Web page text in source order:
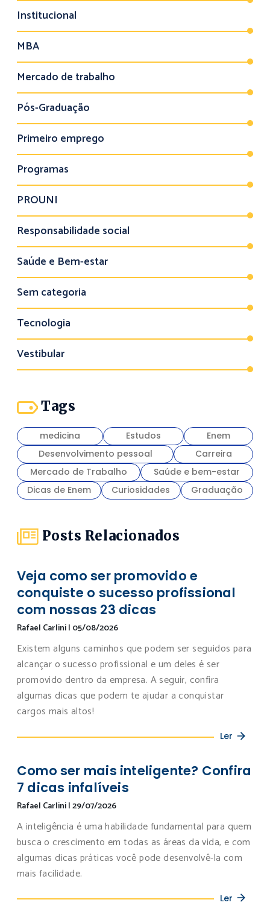
Institucional
MBA
Mercado de trabalho
Pós-Graduação
Primeiro emprego
Programas
PROUNI
Responsabilidade social
Saúde e Bem-estar
Sem categoria
Tecnologia
Vestibular
Tags
medicina Estudos
Enem
Desenvolvimento pessoal
Carreira
Mercado de Trabalho
Saúde e bem-estar
Dicas de Enem
Curiosidades Graduação
Posts Relacionados
Veja como ser promovido e
conquiste o sucesso profissional
com nossas 23 dicas
Rafael Carlini| 05/08/2026
Existem alguns caminhos que podem ser seguidos para
alcançar o sucesso profissional e um deles é ser
promovido dentro da empresa. A seguir, confira
algumas dicas que podem te ajudar a conquistar
cargos mais altos!
Ler
Como ser mais inteligente? Confira
7 dicas infalíveis
Rafael Carlini|29/07/2026
A inteligência é uma habilidade fundamental para quem
busca o crescimento em todas as áreas da vida, e com
algumas dicas práticas você pode desenvolvê-la com
mais facilidade.
Ler